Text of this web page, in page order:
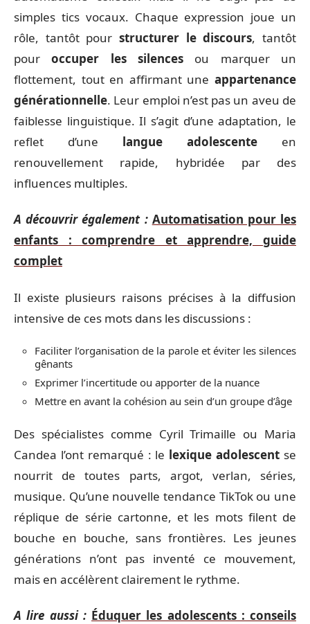
simples tics vocaux. Chaque expression joue un
rôle, tantôt pour structurer le discours, tantôt
pouroccuper les silences ou marquer un
flottement, tout en affirmant une appartenance
générationnelle. Leur emploi n’est pas un aveu de
faiblesse linguistique. Il s’agit d’une adaptation, le
reflet d’une langue adolescente en
renouvellement rapide, hybridée par des
influences multiples.
A découvrir également : Automatisation pour les
enfants : comprendre et apprendre, guide
complet
Il existe plusieurs raisons précises à la diffusion
intensive de ces mots dans les discussions :
Faciliter l’organisation de la parole et éviter les silences
gênants
Exprimer l’incertitude ou apporter de la nuance
Mettre en avant la cohésion au sein d’un groupe d’âge
Des spécialistes comme Cyril Trimaille ou Maria
Candea l’ont remarqué : le lexique adolescent se
nourrit de toutes parts, argot, verlan, séries,
musique. Qu’une nouvelle tendance TikTok ou une
réplique de série cartonne, et les mots filent de
bouche en bouche, sans frontières. Les jeunes
générations n’ont pas inventé ce mouvement,
mais en accélèrent clairement le rythme.
A lire aussi : Éduquer les adolescents : conseils